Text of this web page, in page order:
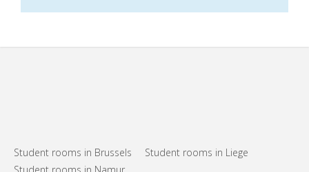
Student rooms in Brussels
Student rooms in Liege
Student rooms in Namur